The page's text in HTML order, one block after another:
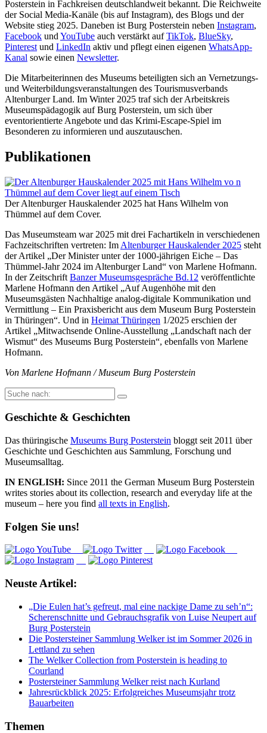
Posterstein in Fachkreisen deutschlandweit bekannt. Die Reichweite
der Social Media-Kanäle (bis auf Instagram), des Blogs und der
Website stieg 2025. Daneben ist Burg Posterstein neben Instagram,
Facebook und YouTube auch verstärkt aufTikTok, BlueSky,
Pinterest und LinkedIn aktiv und pflegt einen eigenen WhatsApp-
Kanal sowie einen Newsletter.
Die Mitarbeiterinnen des Museums beteiligten sich an Vernetzungs-
und Weiterbildungsveranstaltungen des Tourismusverbands
Altenburger Land. Im Winter 2025 traf sich der Arbeitskreis
Museumspädagogik auf Burg Posterstein, um sich über
eventorientierte Angebote und das Krimi-Escape-Spiel im
Besonderen zu informieren und auszutauschen.
Publikationen
Der Altenburger Hauskalender 2025 hat Hans Wilhelm von
Thümmel auf dem Cover.
Das Museumsteam war 2025 mit drei Fachartikeln in verschiedenen
Fachzeitschriften vertreten: Im Altenburger Hauskalender 2025 steht
der Artikel „Der Minister unter der 1000-jährigen Eiche – Das
Thümmel-Jahr 2024 im Altenburger Land“ von Marlene Hofmann.
In der Zeitschrift Banzer Museumsgespräche Bd.12 veröffentlichte
Marlene Hofmann den Artikel „Auf Augenhöhe mit den
Museumsgästen Nachhaltige analog-digitale Kommunikation und
Vermittlung – Ein Praxisbericht aus dem Museum Burg Posterstein
in Thüringen“. Und in Heimat Thüringen 1/2025 erschien der
Artikel „Mitwachsende Online-Ausstellung „Landschaft nach der
Wismut“ des Museums Burg Posterstein“, ebenfalls von Marlene
Hofmann.
Von Marlene Hofmann / Museum Burg Posterstein
Suche
nach:
Geschichte & Geschichten
Das thüringische Museums Burg Posterstein bloggt seit 2011 über
Geschichte und Geschichten aus Sammlung, Forschung und
Museumsalltag.
IN ENGLISH: Since 2011 the German Museum Burg Posterstein
writes stories about its collection, research and everyday life at the
museum – here you find all texts in English.
Folgen Sie uns!
Neuste Artikel:
„Die Eulen hat’s gefreut, mal eine nackige Dame zu seh’n“:
Scherenschnitte und Gebrauchsgrafik von Luise Neupert auf
Burg Posterstein
Die Postersteiner Sammlung Welker ist im Sommer 2026 in
Lettland zu sehen
The Welker Collection from Posterstein is heading to
Courland
Postersteiner Sammlung Welker reist nach Kurland
Jahresrückblick 2025: Erfolgreiches Museumsjahr trotz
Bauarbeiten
Themen